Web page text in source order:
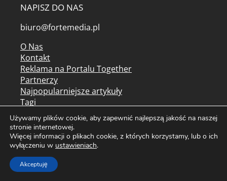
NAPISZ DO NAS
biuro@fortemedia.pl
O Nas
Kontakt
Reklama na Portalu Together
Partnerzy
Najpopularniejsze artykuły
Tagi
Mapa serwisu
Kolorowanki do druku
Archiwum czasopism
Regulamin serwisu
Regulamin newslettera
Używamy plików cookie, aby zapewnić najlepszą jakość na naszej
stronie internetowej.
Więcej informacji o plikach cookie, z których korzystamy, lub o ich
wyłączeniu w ustawieniach.
Akceptuję